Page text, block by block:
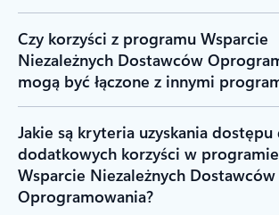
Czy korzyści z programu Wsparcie
Niezależnych Dostawców
mogą być łączone z innymi
Jakie są kryteria uzyskania dostępu
dodatkowych korzyści w programie
Wsparcie Niezależnych Dostawców
Oprogramowania?